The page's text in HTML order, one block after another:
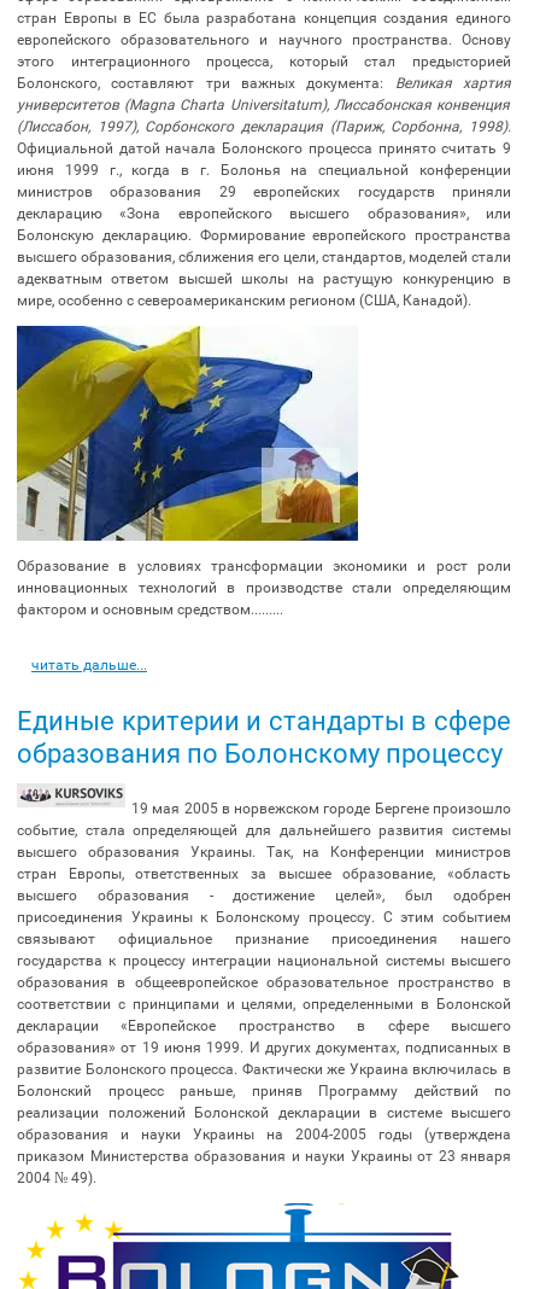
стран Европы в ЕС была разработана концепция создания единого
европейского образовательного и научного пространства. Основу
этого интеграционного процесса, который стал предысторией
Болонского, составляют три важных документа: Великая хартия
университетов (Magna Charta Universitatum), Лиссабонская конвенция
(Лиссабон, 1997), Сорбонского декларация (Париж, Сорбонна, 1998).
Официальной датой начала Болонского процесса принято считать 9
июня 1999 г., когда в г. Болонья на специальной конференции
министров образования 29 европейских государств приняли
декларацию «Зона европейского высшего образования», или
Болонскую декларацию. Формирование европейского пространства
высшего образования, сближения его цели, стандартов, моделей стали
адекватным ответом высшей школы на растущую конкуренцию в
мире, особенно с североамериканским регионом (США, Канадой).
Образование в условиях трансформации экономики и рост роли
инновационных технологий в производстве стали определяющим
фактором и основным средством.........
читать дальше...
Единые критерии и стандарты в сфере
образования по Болонскому процессу
19 мая 2005 в норвежском городе Бергене произошло
событие, стала определяющей для дальнейшего развития системы
высшего образования Украины. Так, на Конференции министров
стран Европы, ответственных за высшее образование, «область
высшего образования - достижение целей», был одобрен
присоединения Украины к Болонскому процессу. С этим событием
связывают официальное признание присоединения нашего
государства к процессу интеграции национальной системы высшего
образования в общеевропейское образовательное пространство в
соответствии с принципами и целями, определенными в Болонской
декларации «Европейское пространство в сфере высшего
образования» от 19 июня 1999. И других документах, подписанных в
развитие Болонского процесса. Фактически же Украина включилась в
Болонский процесс раньше, приняв Программу действий по
реализации положений Болонской декларации в системе высшего
образования и науки Украины на 2004-2005 годы (утверждена
приказом Министерства образования и науки Украины от 23 января
2004 № 49).